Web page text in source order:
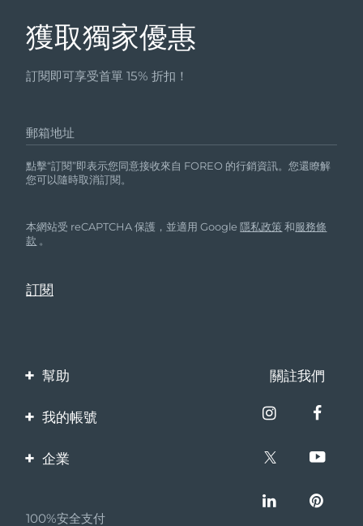
獲取獨家優惠
訂閱即可享受首單 15% 折扣！
郵箱地址
點擊“訂閱”即表示您同意接收來自 FOREO 的行銷資訊。您還瞭解
您可以隨時取消訂閱。
本網站受 reCAPTCHA 保護，並適用 Google隱私政策 和服務條
款 。
幫助
聯繫我們
保修與退換貨
關註我們
我的帳號
產品註冊
企業
夥伴計畫
100%安全支付